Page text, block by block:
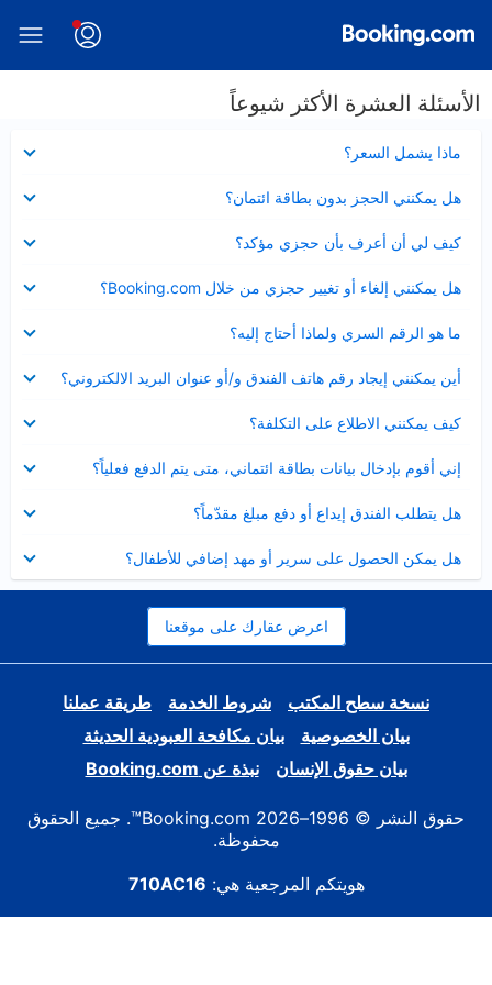
الأسئلة العشرة الأكثر شيوعاً
ماذا يشمل السعر؟
مصغر
هل يمكنني الحجز بدون بطاقة ائتمان؟
مصغر
كيف لي أن أعرف بأن حجزي مؤكد؟
مصغر
هل يمكنني إلغاء أو تغيير حجزي من خلال Booking.com؟
مصغر
ما هو الرقم السري ولماذا أحتاج إليه؟
مصغر
أين يمكنني إيجاد رقم هاتف الفندق و/أو عنوان البريد الالكتروني؟
عرض
مصغر
كيف يمكنني الاطلاع على التكلفة؟
مصغر
إني أقوم بإدخال بيانات بطاقة ائتماني، متى يتم الدفع فعلياً؟
مصغر
هل يتطلب الفندق إيداع أو دفع مبلغ مقدّماً؟
مصغر
هل يمكن الحصول على سرير أو مهد إضافي للأطفال؟
مصغر
اعرض عقارك على موقعنا
نسخة سطح المكتب شروط الخدمة
طريقة عملنا
بيان الخصوصية
بيان مكافحة العبودية الحديثة
بيان حقوق الإنسان
نبذة عن Booking.com
حقوق النشر © 1996–2026 Booking.com™. جميع الحقوق
محفوظة.
هويتكم المرجعية هي: 710AC16